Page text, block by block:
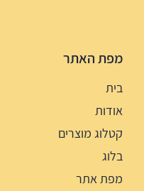
מפת האתר
בית
אודות
קטלוג מוצרים
בלוג
מפת אתר